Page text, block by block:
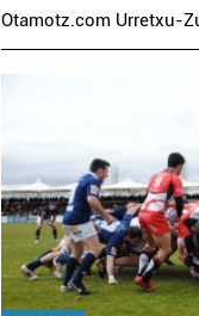
Otamotz.com Urretxu-